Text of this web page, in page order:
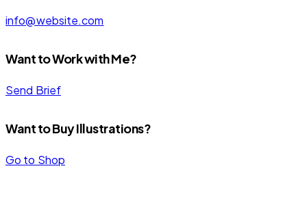
info@website.com
Want to Work with Me?
Send Brief
Want to Buy Illustrations?
Go to Shop